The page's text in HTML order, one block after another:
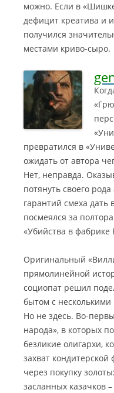
можно. Если в
дефицит креатива и
получился
местами криво-сыро.
превратился в
ожидать от автора
Нет, неправда.
потянуть своего
гарантий смеха дать
посмеялся за
«Убийства в фабрике
Оригинальный
прямолинейной
социопат решил
бытом с несколькими
Но не здесь. Во-
народа», в которых
безликие олигархи,
захват кондитерской
через покупку
засланных казачков